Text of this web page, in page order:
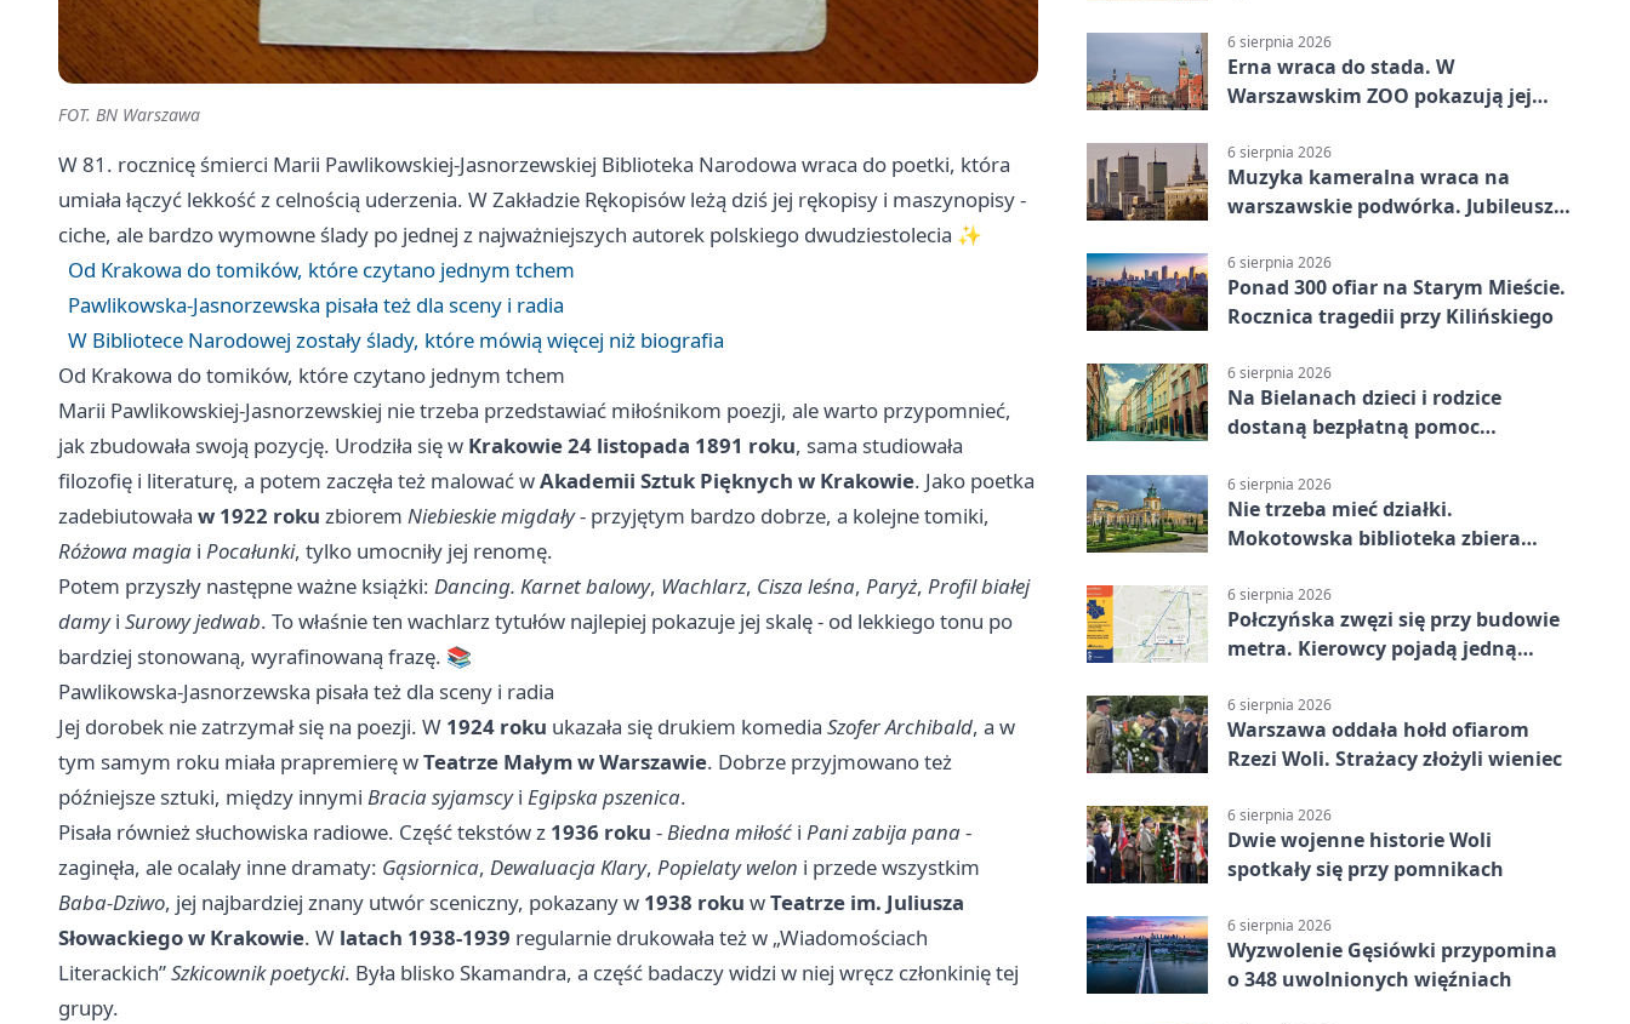
FOT. BN Warszawa
W 81. rocznicę śmierci Marii Pawlikowskiej-Jasnorzewskiej Biblioteka Narodowa wraca do poetki, która
umiała łączyć lekkość z celnością uderzenia. W Zakładzie Rękopisów leżą dziś jej rękopisy i maszynopisy -
ciche, ale bardzo wymowne ślady po jednej z najważniejszych autorek polskiego dwudziestolecia ✨
Od Krakowa do tomików, które czytano jednym tchem
Pawlikowska-Jasnorzewska pisała też dla sceny i radia
W Bibliotece Narodowej zostały ślady, które mówią więcej niż biografia
Od Krakowa do tomików, które czytano jednym tchem
Marii Pawlikowskiej-Jasnorzewskiej nie trzeba przedstawiać miłośnikom poezji, ale warto przypomnieć,
jak zbudowała swoją pozycję. Urodziła się w Krakowie 24 listopada 1891 roku, sama studiowała
filozofię i literaturę, a potem zaczęła też malować wAkademii Sztuk Pięknych w Krakowie. Jako poetka
zadebiutowała w 1922 roku zbiorem Niebieskie migdały- przyjętym bardzo dobrze, a kolejne tomiki,
Różowa magia i Pocałunki, tylko umocniły jej renomę.
Potem przyszły następne ważne książki: Dancing. Karnet balowy, Wachlarz, Cisza leśna, Paryż, Profil białej
damyi Surowy jedwab. To właśnie ten wachlarz tytułów najlepiej pokazuje jej skalę - od lekkiego tonu po
bardziej stonowaną, wyrafinowaną frazę. 📚
Pawlikowska-Jasnorzewska pisała też dla sceny i radia
Jej dorobek nie zatrzymał się na poezji. W 1924 roku ukazała się drukiem komedia Szofer Archibald, a w
tym samym roku miała prapremierę wTeatrze Małym w Warszawie. Dobrze przyjmowano też
późniejsze sztuki, między innymi Bracia syjamscyi Egipska pszenica.
Pisała również słuchowiska radiowe. Część tekstów z 1936 roku -Biedna miłość i Pani zabija pana-
zaginęła, ale ocalały inne dramaty: Gąsiornica, Dewaluacja Klary, Popielaty welon i przede wszystkim
Baba-Dziwo, jej najbardziej znany utwór sceniczny, pokazany w 1938 roku wTeatrze im. Juliusza
Słowackiego w Krakowie. W latach 1938-1939 regularnie drukowała też w „Wiadomościach
Literackich”Szkicownik poetycki. Była blisko Skamandra, a część badaczy widzi w niej wręcz członkinię tej
grupy.
6 sierpnia 2026
Erna wraca do stada. W
Warszawskim ZOO pokazują jej
6 sierpnia 2026
Muzyka kameralna wraca na
warszawskie podwórka. Jubileusz
6 sierpnia 2026
Ponad 300 ofiar na Starym Mieście.
Rocznica tragedii przy Kilińskiego
6 sierpnia 2026
Na Bielanach dzieci i rodzice
dostaną bezpłatną pomoc
6 sierpnia 2026
Nie trzeba mieć działki.
Mokotowska biblioteka zbiera
6 sierpnia 2026
Połczyńska zwęzi się przy budowie
metra. Kierowcy pojadą jedną
6 sierpnia 2026
Warszawa oddała hołd ofiarom
Rzezi Woli. Strażacy złożyli wieniec
6 sierpnia 2026
Dwie wojenne historie Woli
spotkały się przy pomnikach
6 sierpnia 2026
Wyzwolenie Gęsiówki przypomina
o 348 uwolnionych więźniach